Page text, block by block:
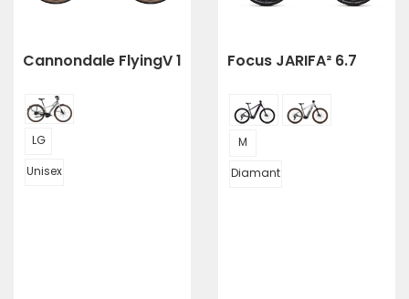
Cannondale FlyingV 1
LG
Unisex
Focus JARIFA² 6.7
M
Diamant